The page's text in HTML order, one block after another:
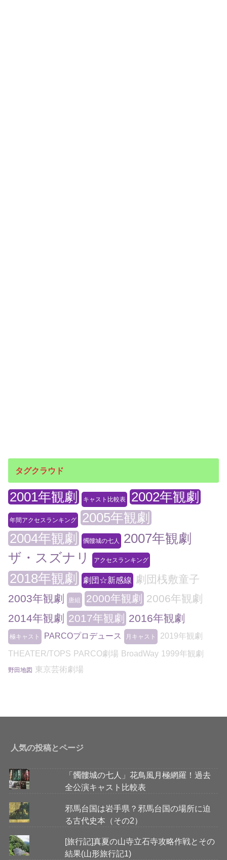
タグクラウド
2001年観劇 キャスト比較表 2002年観劇
年間アクセスランキング
2005年観劇
2004年観劇
髑髏城の七人
2007年観劇
ザ・スズナリ
アクセスランキング
2018年観劇 劇団☆新感線
劇団桟敷童子
2003年観劇
唐組 2000年観劇
2006年観劇
2014年観劇 2017年観劇 2016年観劇
極キャスト PARCOプロデュース 月キャスト 2019年観劇
THEATER/TOPS PARCO劇場 BroadWay 1999年観劇
野田地図 東京芸術劇場
人気の投稿とページ
「髑髏城の七人」花鳥風月極網羅！過去
全公演キャスト比較表
邪馬台国は岩手県？邪馬台国の場所に迫
る古代史本（その2）
[旅行記]真夏の山寺立石寺攻略作戦とその
結果(山形旅行記1)